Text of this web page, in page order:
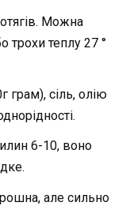
Можна
трохи теплу 27 °
грам), сіль, олію
6-10, воно
але сильно